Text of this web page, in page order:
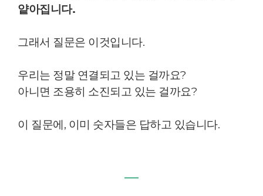
얕아집니다.
그래서 질문은 이것입니다.
우리는 정말 연결되고 있는 걸까요?
아니면 조용히 소진되고 있는 걸까요?
이 질문에, 이미 숫자들은 답하고 있습니다.
―